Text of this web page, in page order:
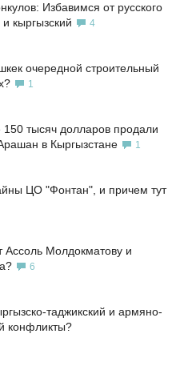
Избавимся от русского
кыргызский
4
очередной строительный
1
тысяч долларов продали
в Кыргызстане
1
ЦО "Фонтан", и причем тут
Ассоль Молдокматову и
6
таджикский и армяно-
конфликты?